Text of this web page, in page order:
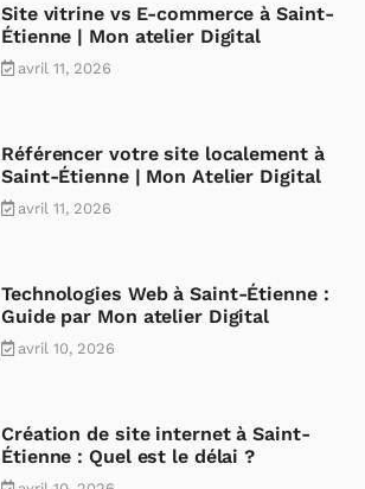
Site vitrine vs E-commerce à Saint-
Étienne | Mon atelier Digital
avril 11, 2026
Référencer votre site localement à
Saint-Étienne | Mon Atelier Digital
avril 11, 2026
Technologies Web à Saint-Étienne :
Guide par Mon atelier Digital
avril 10, 2026
Création de site internet à Saint-
Étienne : Quel est le délai ?